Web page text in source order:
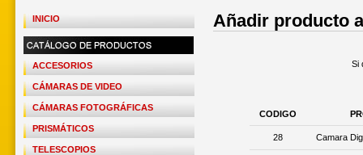
INICIO
ACCESORIOS
CÁMARAS DE VIDEO
CÁMARAS FOTOGRÁFICAS
PRISMÁTICOS
TELESCOPIOS
Añadir producto
Si
CODIGO
28 Camara